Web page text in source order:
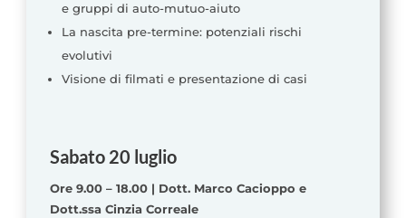
e gruppi di auto-mutuo-aiuto
La nascita pre-termine: potenziali rischi
evolutivi
Visione di filmati e presentazione di casi
Sabato 20 luglio
Ore 9.00 – 18.00 | Dott. Marco Cacioppo e
Dott.ssa Cinzia Correale